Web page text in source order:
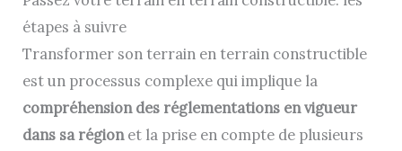
étapes à suivre
Transformer son terrain en terrain constructible
est un processus complexe qui implique la
compréhension des réglementations en vigueur
dans sa régionet la prise en compte de plusieurs